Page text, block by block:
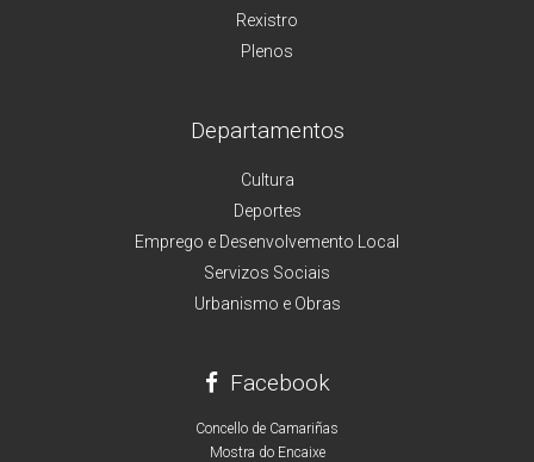
Rexistro
Plenos
Departamentos
Cultura
Deportes
Emprego e Desenvolvemento Local
Servizos Sociais
Urbanismo e Obras
Facebook
Concello de Camariñas
Mostra do Encaixe